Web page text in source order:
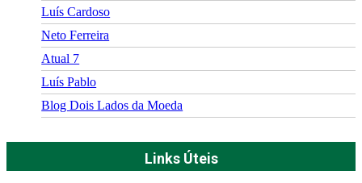
Luís Cardoso
Neto Ferreira
Atual 7
Luís Pablo
Blog Dois Lados da Moeda
Links Úteis